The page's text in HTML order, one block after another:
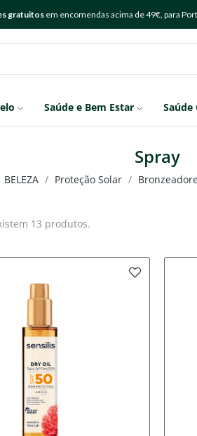
gratuitosem encomendas acima de 49€, para
Saúde e Bem Estar Saúde
Spray
BELEZA Proteção Solar
13 produtos.